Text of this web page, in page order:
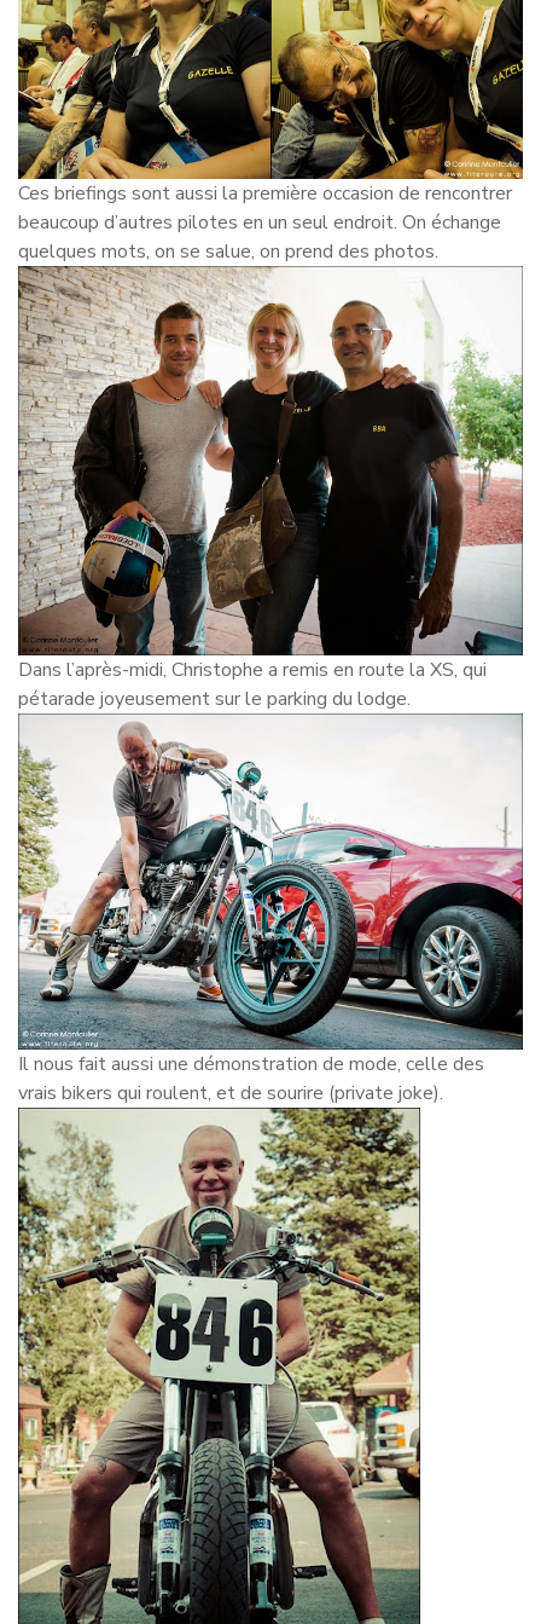
Ces briefings sont aussi la première occasion de rencontrer
beaucoup d’autres pilotes en un seul endroit. On échange
quelques mots, on se salue, on prend des photos.
Dans l’après-midi, Christophe a remis en route la XS, qui
pétarade joyeusement sur le parking du lodge.
Il nous fait aussi une démonstration de mode, celle des
vrais bikers qui roulent, et de sourire (private joke).